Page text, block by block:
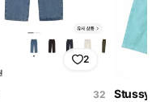
2
32
Stussy